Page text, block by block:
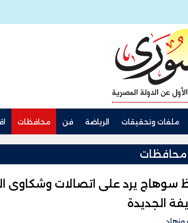
ملفات وتحقيقات الرياضة فن محافظات
محافظات
سوهاج يرد على اتصالات وشكاوى
الجديدة